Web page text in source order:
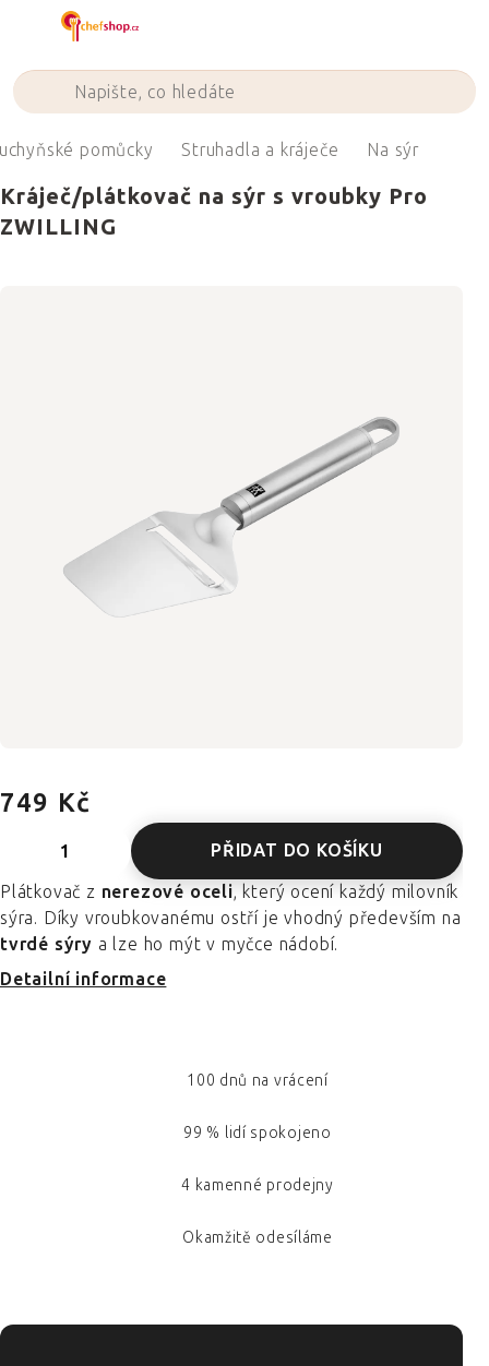
pomůcky Struhadla a kráječe Na sýr
Kráječ/plátkovač na sýr s vroubky Pro
ZWILLING
749 Kč
PŘIDAT DO KOŠÍKU
Plátkovač z nerezové oceli, který ocení každý milovník
sýra. Díky vroubkovanému ostří je vhodný především na
tvrdé sýry a lze ho mýt v myčce nádobí.
Detailní informace
100 dnů na vrácení
99 % lidí spokojeno
4 kamenné prodejny
Okamžitě odesíláme
ZÁPATÍ